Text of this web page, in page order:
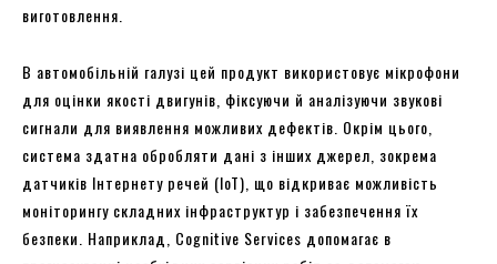
виготовлення.
В автомобільній галузі цей продукт використовує мікрофони
для оцінки якості двигунів, фіксуючи й аналізуючи звукові
сигнали для виявлення можливих дефектів. Окрім цього,
система здатна обробляти дані з інших джерел, зокрема
датчиків Інтернету речей (IoT), що відкриває можливість
моніторингу складних інфраструктур і забезпечення їх
безпеки. Наприклад, Cognitive Services допомагає в